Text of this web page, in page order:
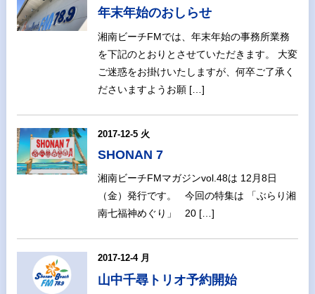
年末年始のおしらせ
湘南ビーチFMでは、年末年始の事務所業務
を下記のとおりとさせていただきます。 大変
ご迷惑をお掛けいたしますが、何卒ご了承く
ださいますようお願 […]
2017-12-5 火
SHONAN 7
湘南ビーチFMマガジンvol.48は 12月8日
（金）発行です。 今回の特集は 「ぶらり湘
南七福神めぐり」 20 […]
2017-12-4 月
山中千尋トリオ予約開始